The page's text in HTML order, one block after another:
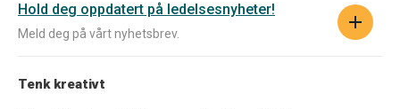
Hold deg oppdatert på ledelsesnyheter!
Meld deg på vårt nyhetsbrev.
Tenk kreativt